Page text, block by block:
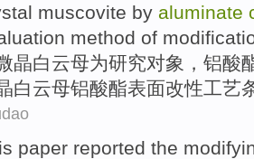
muscovite by aluminate
method of
晶白云母为研究对象， 铝酸
白云母铝酸酯表面改性工艺
paper reported the